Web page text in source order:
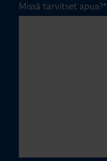
Missä tarvitset apua?*